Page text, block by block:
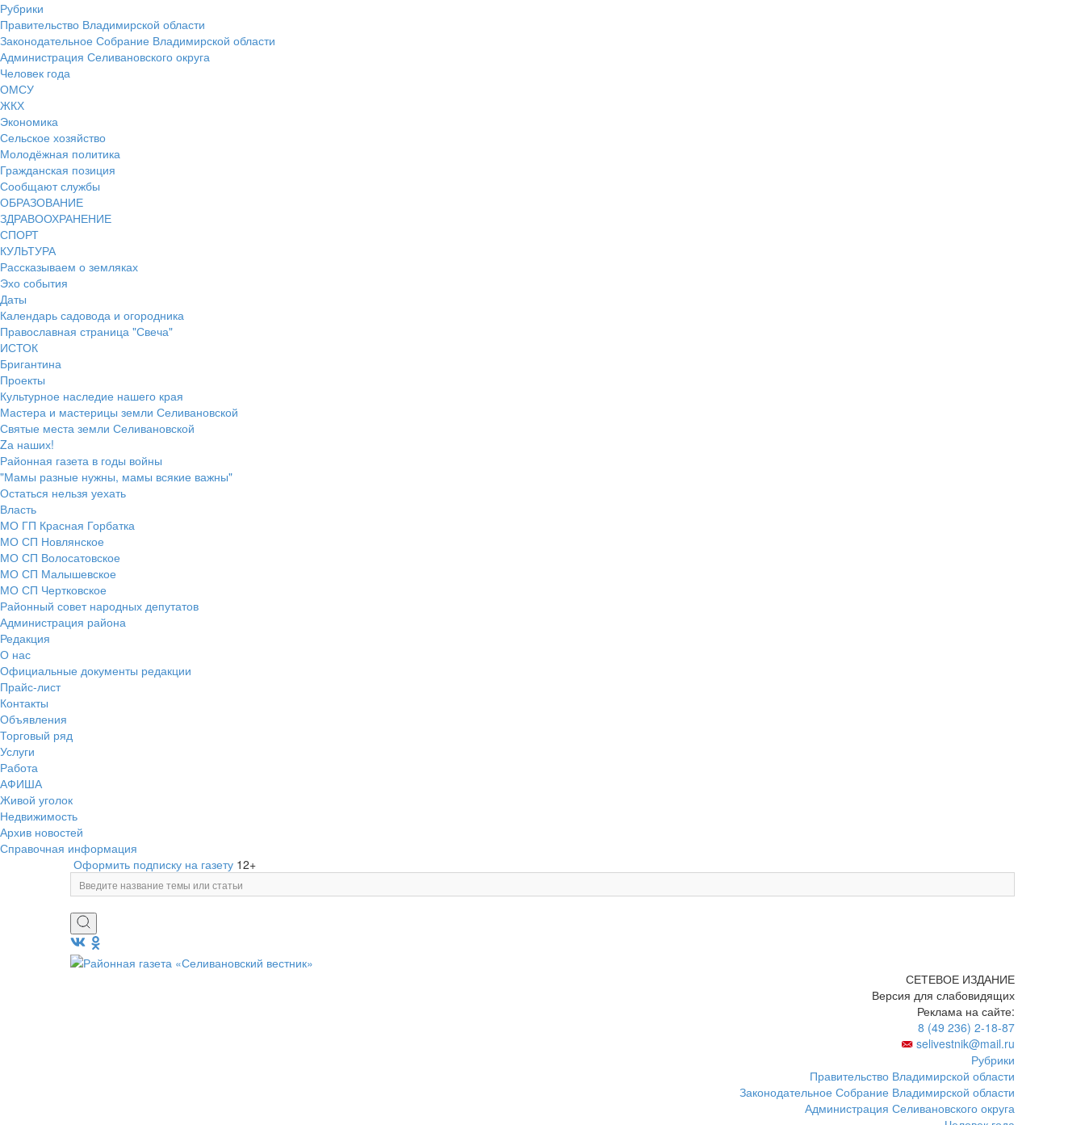
Рубрики
Правительство Владимирской области
Законодательное Собрание Владимирской области
Администрация Селивановского округа
Человек года
ОМСУ
ЖКХ
Экономика
Сельское хозяйство
Молодёжная политика
Гражданская позиция
Сообщают службы
ОБРАЗОВАНИЕ
ЗДРАВООХРАНЕНИЕ
СПОРТ
КУЛЬТУРА
Рассказываем о земляках
Эхо события
Даты
Календарь садовода и огородника
Православная страница "Свеча"
ИСТОК
Бригантина
Проекты
Культурное наследие нашего края
Мастера и мастерицы земли Селивановской
Святые места земли Селивановской
Zа наших!
Районная газета в годы войны
"Мамы разные нужны, мамы всякие важны"
Остаться нельзя уехать
Власть
МО ГП Красная Горбатка
МО СП Новлянское
МО СП Волосатовское
МО СП Малышевское
МО СП Чертковское
Районный совет народных депутатов
Администрация района
Редакция
О нас
Официальные документы редакции
Прайс-лист
Контакты
Объявления
Торговый ряд
Услуги
Работа
АФИША
Живой уголок
Недвижимость
Архив новостей
Справочная информация
Оформить подписку на газету 12+
СЕТЕВОЕ ИЗДАНИЕ
Версия для слабовидящих
Реклама на сайте:
8 (49 236) 2-18-87
selivestnik@mail.ru
Рубрики
Правительство Владимирской области
Законодательное Собрание Владимирской области
Администрация Селивановского округа